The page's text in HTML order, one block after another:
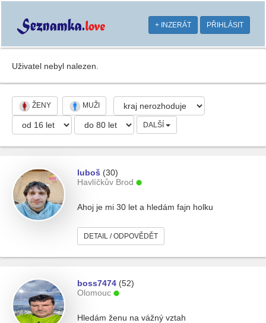
+ INZERÁT PŘIHLÁSIT
Uživatel nebyl nalezen.
ŽENY MUŽI
DALŠÍ
luboš (30)
Havlíčkův Brod
Ahoj je mi 30 let a hledám fajn holku
DETAIL / ODPOVĚDĚT
boss7474 (52)
Olomouc
Hledám ženu na vážný vztah